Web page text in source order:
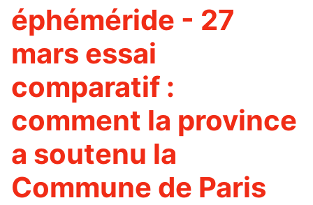
éphéméride - 27
mars essai
comparatif :
comment la province
a soutenu la
Commune de Paris